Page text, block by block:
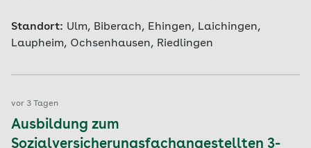
Standort: Ulm, Biberach, Ehingen, Laichingen,
Laupheim, Ochsenhausen, Riedlingen
vor 3 Tagen
Ausbildung zum
Sozialversicherungsfachangestellten 3-